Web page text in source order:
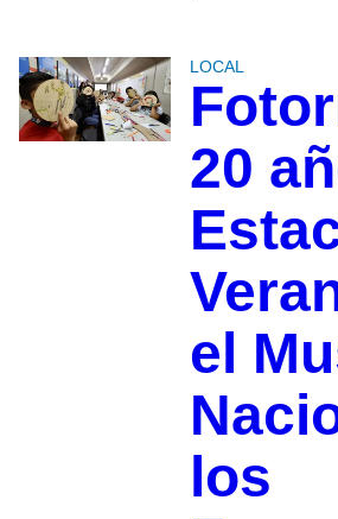
LOCAL
20
el
los